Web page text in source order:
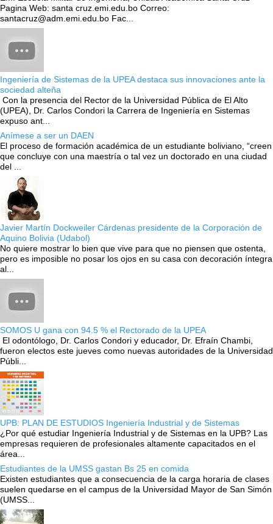
Pagina Web: santa cruz.emi.edu.bo Correo:
santacruz@adm.emi.edu.bo Fac...
Ingeniería de Sistemas de la UPEA destaca sus innovaciones ante la
sociedad alteña
Con la presencia del Rector de la Universidad Pública de El Alto
(UPEA), Dr. Carlos Condori la Carrera de Ingeniería en Sistemas
expuso ant...
Anímese a ser un DAEN
El proceso de formación académica de un estudiante boliviano, “creen
que concluye con una maestría o tal vez un doctorado en una ciudad
del ...
Javier Martín Dockweiler Cárdenas presidente de la Corporación de
Aquino Bolivia (Udabol)
No quiere mostrar lo bien que vive para que no piensen que ostenta,
pero es imposible no posar los ojos en su casa con decoración íntegra
al...
SOMOS U gana con 94.5 % el Rectorado de la UPEA
El odontólogo, Dr. Carlos Condori y educador, Dr. Efraín Chambi,
fueron electos este jueves como nuevas autoridades de la Universidad
Públi...
UPB: PLAN DE ESTUDIOS Ingeniería Industrial y de Sistemas
¿Por qué estudiar Ingeniería Industrial y de Sistemas en la UPB? Las
empresas requieren de profesionales altamente capacitados en el
área...
Estudiantes de la UMSS gastan Bs 25 en comida
Existen estudiantes que a consecuencia de la carga horaria de clases
suelen quedarse en el campus de la Universidad Mayor de San Simón
(UMSS...